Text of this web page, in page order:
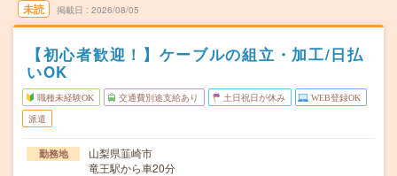
未読 掲載日 2026/08/05
【初心者歓迎！】ケーブルの組立・加工/日払
いOK
職種未経験OK 交通費別途支給あり 土日祝日が休み WEB登録OK
派遣
勤務地
山梨県韮崎市
竜王駅から車20分